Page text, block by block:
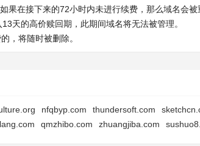
果在接下来的72小时内未进行续费，那么域名会
天的高价赎回期，此期间域名将无法被管理。
，将随时被删除。
nfqbyp.com thundersoft.com
qmzhibo.com zhuangjiba.com